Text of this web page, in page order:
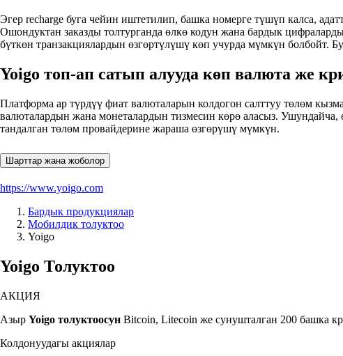
Эгер recharge буга чейин иштетилип, башка номерге түшүп калса,
Ошондуктан заказды толтурганда өлкө кодун жана бардык
бүткөн транзакциялардын өзгөртүлүшү көп учурда мүмкүн болбойт.
Yoigo топ-ап сатып алууда көп валюта же
Платформа ар түрдүү фиат валюталарын колдогон салттуу төлөм
валюталардын жана монеталардын тизмесин көрө аласыз. Ушундайча,
тандалган төлөм провайдерине жараша өзгөрүшү мүмкүн.
Шарттар жана жоболор
https://www.yoigo.com
Бардык продукциялар
Мобилдик толуктоо
Yoigo
Yoigo Толуктоо
АКЦИЯ
Азыр Yoigo толуктоосун Bitcoin, Litecoin же сунушталган 200 башка
Колдонуудагы акциялар